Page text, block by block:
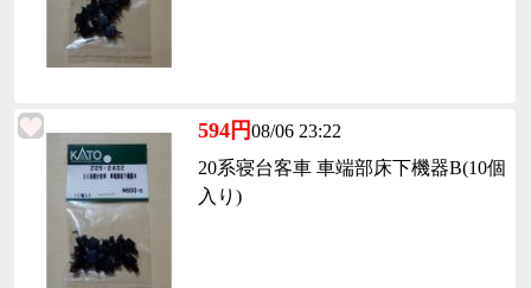
594円08/06 23:22
20系寝台客車 車端部床下機器B(10個
入り)